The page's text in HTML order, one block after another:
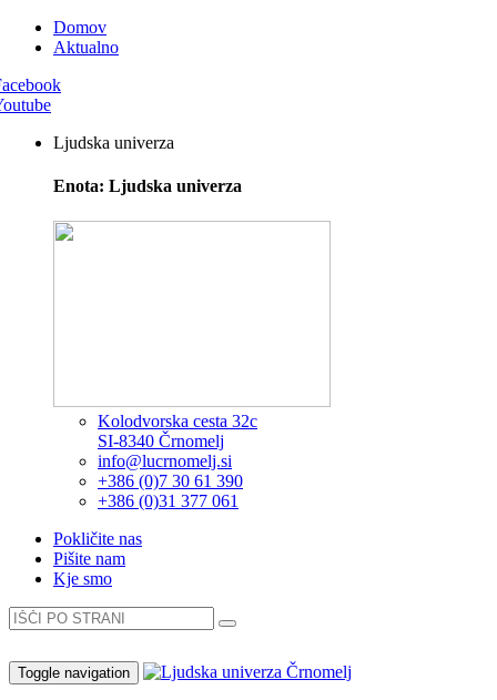
Domov
Aktualno
Ljudska univerza
Enota: Ljudska univerza
Kolodvorska cesta 32c
SI-8340 Črnomelj
info@lucrnomelj.si
+386 (0)7 30 61 390
+386 (0)31 377 061
Pokličite nas
Pišite nam
Kje smo
Toggle navigation